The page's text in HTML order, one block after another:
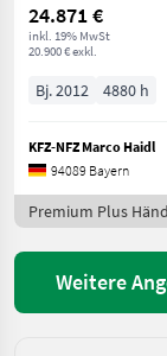
24.871 €
inkl. 19% MwSt
20.900 € exkl.
Bj. 2012 4880 h
KFZ-NFZ Marco Haidl
94089 Bayern
Premium Plus
Weitere